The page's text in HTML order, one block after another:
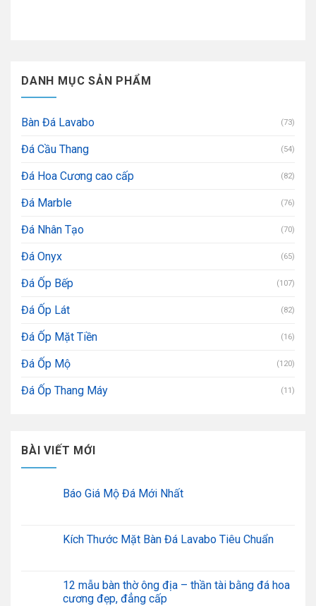
DANH MỤC SẢN PHẨM
Bàn Đá Lavabo (73)
Đá Cầu Thang (54)
Đá Hoa Cương cao cấp (82)
Đá Marble (76)
Đá Nhân Tạo (70)
Đá Onyx (65)
Đá Ốp Bếp (107)
Đá Ốp Lát (82)
Đá Ốp Mặt Tiền (16)
Đá Ốp Mộ (120)
Đá Ốp Thang Máy (11)
BÀI VIẾT MỚI
Báo Giá Mộ Đá Mới Nhất
Kích Thước Mặt Bàn Đá Lavabo Tiêu Chuẩn
12 mẫu bàn thờ ông địa – thần tài bằng đá hoa
cương đẹp, đẳng cấp